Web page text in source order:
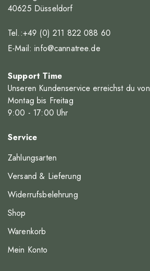
40625 Düsseldorf
Tel.:+49 (0) 211 822 088 60
E-Mail:info@cannatree.de
Support Time
Unseren Kundenservice erreichst du von
Montag bis Freitag
9:00 - 17:00 Uhr
Service
Zahlungsarten
Versand & Lieferung
Widerrufsbelehrung
Shop
Warenkorb
Mein Konto